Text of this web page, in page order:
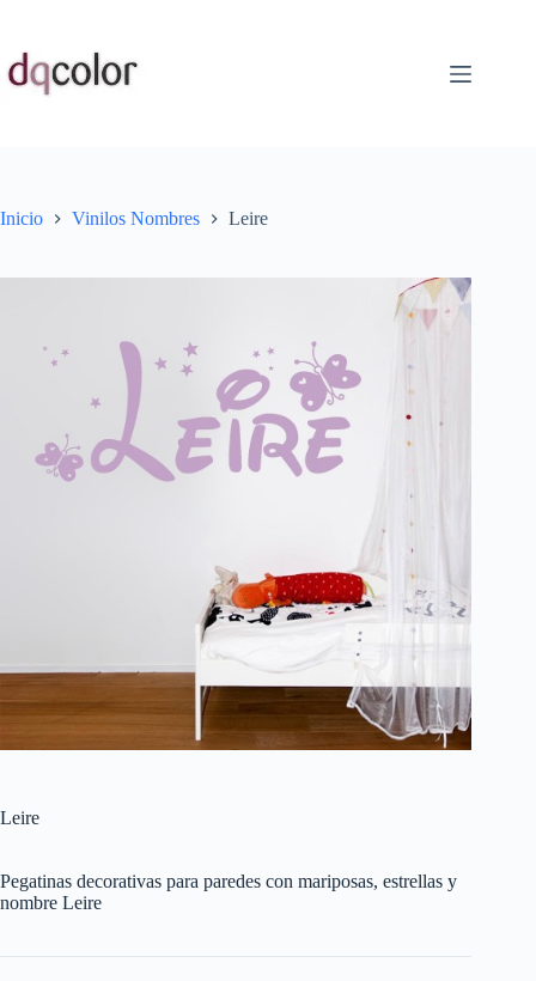
contenido
Inicio Vinilos Nombres Leire
Leire
Pegatinas decorativas para paredes con mariposas, estrellas y
nombre Leire